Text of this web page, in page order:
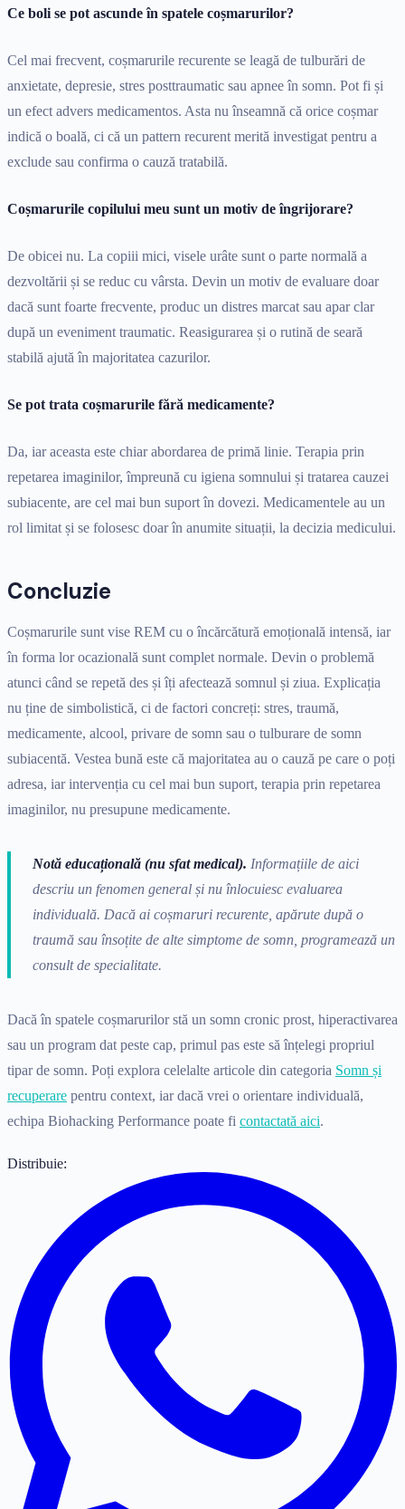
Ce boli se pot ascunde în spatele coșmarurilor?
Cel mai frecvent, coșmarurile recurente se leagă de tulburări de
anxietate, depresie, stres posttraumatic sau apnee în somn. Pot fi și
un efect advers medicamentos. Asta nu înseamnă că orice coșmar
indică o boală, ci că un pattern recurent merită investigat pentru a
exclude sau confirma o cauză tratabilă.
Coșmarurile copilului meu sunt un motiv de îngrijorare?
De obicei nu. La copiii mici, visele urâte sunt o parte normală a
dezvoltării și se reduc cu vârsta. Devin un motiv de evaluare doar
dacă sunt foarte frecvente, produc un distres marcat sau apar clar
după un eveniment traumatic. Reasigurarea și o rutină de seară
stabilă ajută în majoritatea cazurilor.
Se pot trata coșmarurile fără medicamente?
Da, iar aceasta este chiar abordarea de primă linie. Terapia prin
repetarea imaginilor, împreună cu igiena somnului și tratarea cauzei
subiacente, are cel mai bun suport în dovezi. Medicamentele au un
rol limitat și se folosesc doar în anumite situații, la decizia medicului.
Concluzie
Coșmarurile sunt vise REM cu o încărcătură emoțională intensă, iar
în forma lor ocazională sunt complet normale. Devin o problemă
atunci când se repetă des și îți afectează somnul și ziua. Explicația
nu ține de simbolistică, ci de factori concreți: stres, traumă,
medicamente, alcool, privare de somn sau o tulburare de somn
subiacentă. Vestea bună este că majoritatea au o cauză pe care o poți
adresa, iar intervenția cu cel mai bun suport, terapia prin repetarea
imaginilor, nu presupune medicamente.
Notă educațională (nu sfat medical). Informațiile de aici
descriu un fenomen general și nu înlocuiesc evaluarea
individuală. Dacă ai coșmaruri recurente, apărute după o
traumă sau însoțite de alte simptome de somn, programează un
consult de specialitate.
Dacă în spatele coșmarurilor stă un somn cronic prost, hiperactivarea
sau un program dat peste cap, primul pas este să înțelegi propriul
tipar de somn. Poți explora celelalte articole din categoria Somn și
recuperare pentru context, iar dacă vrei o orientare individuală,
echipa Biohacking Performance poate fi contactată aici.
Distribuie: